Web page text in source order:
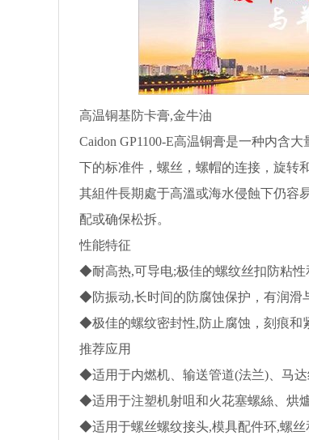
高温铜基防卡膏,金牛油
Caidon GP1100-E高温铜膏是一种内含
下的标准件，螺丝，螺帽的连接，旋转
其組件長期處于高溫或海水侵蝕下仍容
配或确保松拆。
性能特征
◆耐高热,可导电;极佳的螺纹丝扣防粘性
◆防振动,长时间的防腐蚀保护，有润滑
◆极佳的螺纹密封性,防止腐蚀，刻痕和
推荐应用
◆适用于内燃机、输送管道(法兰)、马
◆适用于注塑机射咀和火花塞螺絲、烘
◆适用于螺丝螺纹接头,模具配件环,螺